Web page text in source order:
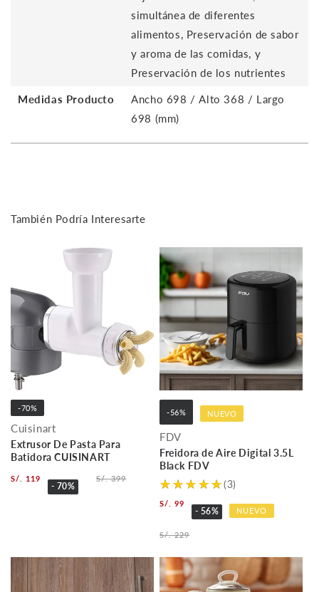
simultánea de diferentes
alimentos, Preservación de sabor
y aroma de las comidas, y
Preservación de los nutrientes
Medidas Producto
Ancho 698 / Alto 368 / Largo
698 (mm)
También Podría Interesarte
-70%
Cuisinart
Extrusor De Pasta Para
Batidora CUISINART
S/. 119
- 70%
S/. 399
-56% NUEVO
FDV
Freidora de Aire Digital 3.5L
Black FDV
(3)
S/. 99
- 56% NUEVO
S/. 229